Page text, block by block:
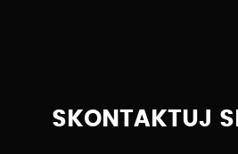
SKONTAKTUJ